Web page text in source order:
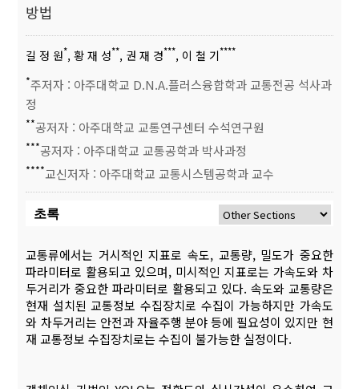
방법
길 정 원*, 황 재 성**, 권 재 경***, 이 철 기****
*주저자 : 아주대학교 D.N.A.플러스융합학과 교통전공 석사과
정
**공저자 : 아주대학교 교통연구센터 수석연구원
***공저자 : 아주대학교 교통공학과 박사과정
****교신저자 : 아주대학교 교통시스템공학과 교수
초록
교통류에서는 거시적인 지표로 속도, 교통량, 밀도가 중요한
파라미터로 활용되고 있으며, 미시적인 지표로는 가속도와 차
두거리가 중요한 파라미터로 활용되고 있다. 속도와 교통량은
현재 설치된 교통정보 수집장치로 수집이 가능하지만 가속도
와 차두거리는 안전과 자율주행 분야 등에 필요성이 있지만 현
재 교통정보 수집장치로는 수집이 불가능한 실정이다.